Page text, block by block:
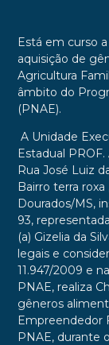
Está em curso
aquisição de
Agricultura
âmbito do
(PNAE).
A Unidade
Estadual
Rua José Luiz
Bairro terra
Dourados/MS,
93,
(a) Gizelia da
legais e
11.947/2009 e
PNAE, realiza
gêneros
Empreendedor
PNAE, durante